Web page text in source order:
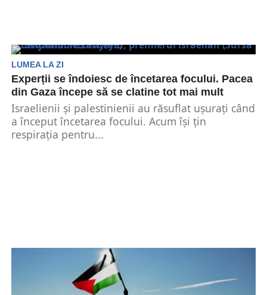
LUMEA LA ZI
Experții se îndoiesc de încetarea focului. Pacea
din Gaza începe să se clatine tot mai mult
Israelienii și palestinienii au răsuflat ușurați când
a început încetarea focului. Acum își țin
respirația pentru...